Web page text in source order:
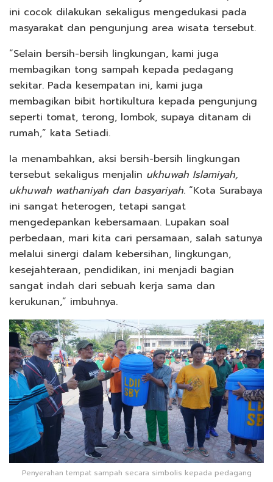
ini cocok dilakukan sekaligus mengedukasi pada
masyarakat dan pengunjung area wisata tersebut.
“Selain bersih-bersih lingkungan, kami juga
membagikan tong sampah kepada pedagang
sekitar. Pada kesempatan ini, kami juga
membagikan bibit hortikultura kepada pengunjung
seperti tomat, terong, lombok, supaya ditanam di
rumah,” kata Setiadi.
Ia menambahkan, aksi bersih-bersih lingkungan
tersebut sekaligus menjalin ukhuwah Islamiyah,
ukhuwah wathaniyah dan basyariyah. “Kota Surabaya
ini sangat heterogen, tetapi sangat
mengedepankan kebersamaan. Lupakan soal
perbedaan, mari kita cari persamaan, salah satunya
melalui sinergi dalam kebersihan, lingkungan,
kesejahteraan, pendidikan, ini menjadi bagian
sangat indah dari sebuah kerja sama dan
kerukunan,” imbuhnya.
Penyerahan tempat sampah secara simbolis kepada pedagang